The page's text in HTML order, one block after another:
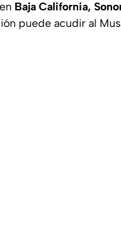
Baja California,
puede acudir al